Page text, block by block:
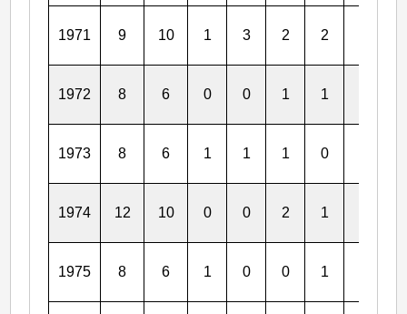
1971 9 10 1 3 2 2
1972 8 6 0 0 1 1
1973 8 6 1 1 1 0
1974 12 10 0 0 2 1
1975 8 6 1 0 0 1